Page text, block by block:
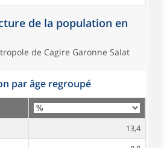
de la population en
de Cagire Garonne Salat
par âge regroupé
13,4